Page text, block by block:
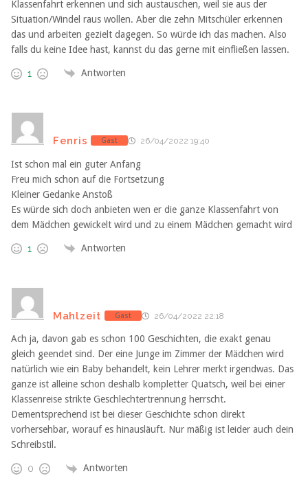
Klassenfahrt erkennen und sich austauschen, weil sie aus der
Situation/Windel raus wollen. Aber die zehn Mitschüler erkennen
das und arbeiten gezielt dagegen. So würde ich das machen. Also
falls du keine Idee hast, kannst du das gerne mit einfließen lassen.
1 Antworten
Fenris Gast 26/04/2022 19:40
Ist schon mal ein guter Anfang
Freu mich schon auf die Fortsetzung
Kleiner Gedanke Anstoß
Es würde sich doch anbieten wen er die ganze Klassenfahrt von
dem Mädchen gewickelt wird und zu einem Mädchen gemacht wird
1 Antworten
Mahlzeit Gast 26/04/2022 22:18
Ach ja, davon gab es schon 100 Geschichten, die exakt genau
gleich geendet sind. Der eine Junge im Zimmer der Mädchen wird
natürlich wie ein Baby behandelt, kein Lehrer merkt irgendwas. Das
ganze ist alleine schon deshalb kompletter Quatsch, weil bei einer
Klassenreise strikte Geschlechtertrennung herrscht.
Dementsprechend ist bei dieser Geschichte schon direkt
vorhersehbar, worauf es hinausläuft. Nur mäßig ist leider auch dein
Schreibstil.
0 Antworten